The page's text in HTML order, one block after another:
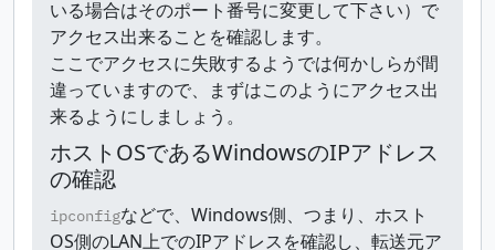
いる場合はそのポート番号に変更して下さい）で
アクセス出来ることを確認します。
ここでアクセスに失敗するようでは何かしらが間
違っていますので、まずはこのようにアクセス出
来るようにしましょう。
ホストOSであるWindowsのIPアドレス
の確認
ipconfigなどで、Windows側、つまり、ホスト
OS側のLAN上でのIPアドレスを確認し、転送元ア